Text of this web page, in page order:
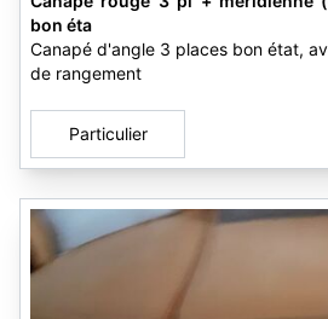
bon éta
Canapé d'angle 3 places bon état,
de rangement
Particulier